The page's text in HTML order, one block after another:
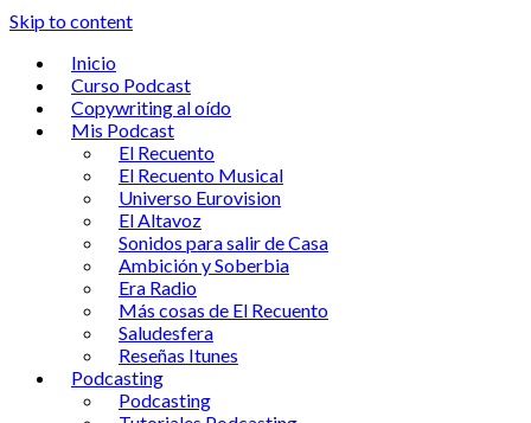
Skip to content
Inicio
Curso Podcast
Copywriting al oído
Mis Podcast
El Recuento
El Recuento Musical
Universo Eurovision
El Altavoz
Sonidos para salir de Casa
Ambición y Soberbia
Era Radio
Más cosas de El Recuento
Saludesfera
Reseñas Itunes
Podcasting
Podcasting